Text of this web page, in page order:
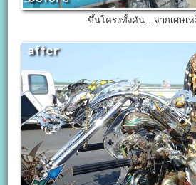
ขึ้นโครงทั้งคัน…จากเศษเห